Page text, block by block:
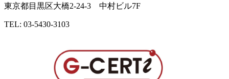
東京都目黒区大橋2-24-3 中村ビル7F
TEL: 03-5430-3103